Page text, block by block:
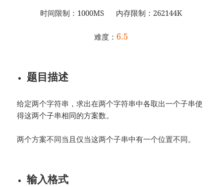
时间限制：1000MS 内存限制：262144K
难度： 6.5
题目描述
给定两个字符串，求出在两个字符串中各取出一个子串使
得这两个子串相同的方案数。
两个方案不同当且仅当这两个子串中有一个位置不同。
输入格式